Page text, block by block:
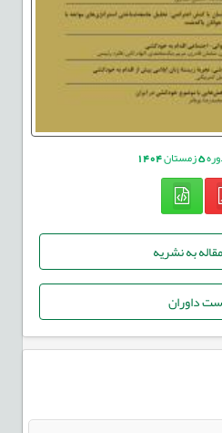
5زمستان1404
به نشریه
داوران